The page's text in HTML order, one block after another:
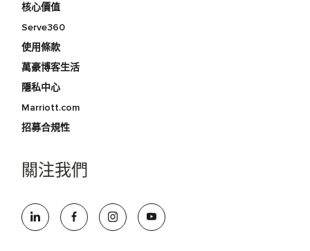
核心價值
Serve360
使用條款
萬豪博客生活
隱私中心
Marriott.com
招募合規性
關注我們